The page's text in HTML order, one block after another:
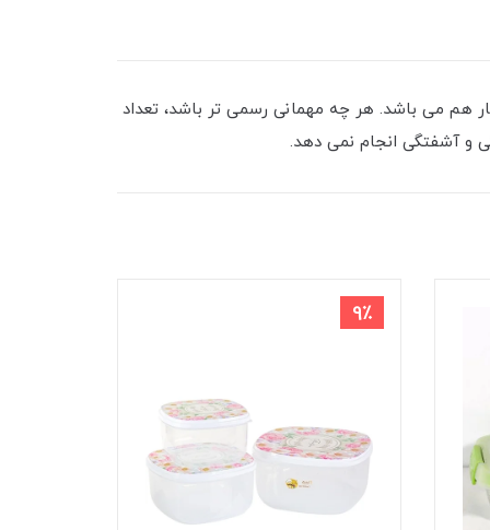
هم می باشد. هر چه مهمانی رسمی تر باشد، تعداد
و آشفتگی انجام نمی دهد.
9٪